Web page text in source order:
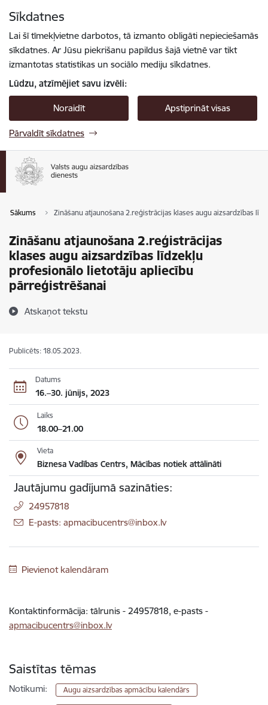
Sīkdatnes
Lai šī tīmekļvietne darbotos, tā izmanto obligāti nepieciešamās
sīkdatnes. Ar Jūsu piekrišanu papildus šajā vietnē var tikt
izmantotas statistikas un sociālo mediju sīkdatnes.
Lūdzu, atzīmējiet savu izvēli:
Noraidīt Apstiprināt visas
Pārvaldīt sīkdatnes
Sākums Zināšanu atjaunošana 2.reģistrācijas klases augu aizsardzības
Zināšanu atjaunošana 2.reģistrācijas
klases augu aizsardzības līdzekļu
profesionālo lietotāju apliecību
pārreģistrēšanai
Atskaņot tekstu
Publicēts: 18.05.2023.
Datums
16.–30. jūnijs, 2023
Laiks
18.00–21.00
Vieta
Biznesa Vadības Centrs, Mācības notiek attālināti
Jautājumu gadījumā sazināties:
24957818
E-pasts: apmacibucentrs@inbox.lv
Pievienot kalendāram
Kontaktinformācija: tālrunis - 24957818, e-pasts -
apmacibucentrs@inbox.lv
Saistītas tēmas
Notikumi: Augu aizsardzības apmācību kalendārs